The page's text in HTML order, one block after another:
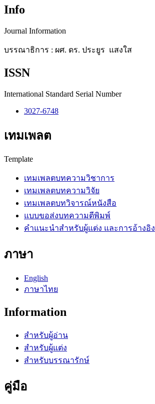
Info
Journal Information
บรรณาธิการ : ผศ. ดร. ประยูร แสงใส
ISSN
International Standard Serial Number
3027-6748
เทมเพลต
Template
เทมเพลตบทความวิชาการ
เทมเพลตบทความวิจัย
เทมเพลตบทวิจารณ์หนังสือ
แบบขอส่งบทความตีพิมพ์
คำแนะนำสำหรับผู้แต่ง และการอ้างอิง
ภาษา
English
ภาษาไทย
Information
สำหรับผู้อ่าน
สำหรับผู้แต่ง
สำหรับบรรณารักษ์
คู่มือ